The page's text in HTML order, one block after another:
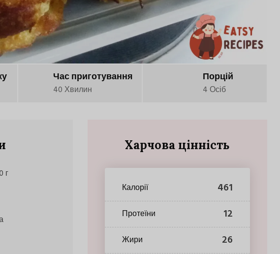
Час приготування
40 Хвилин
Порцій
4 Осіб
г
Харчова цінність
Калорії 461
Протеїни 12
Жири 26